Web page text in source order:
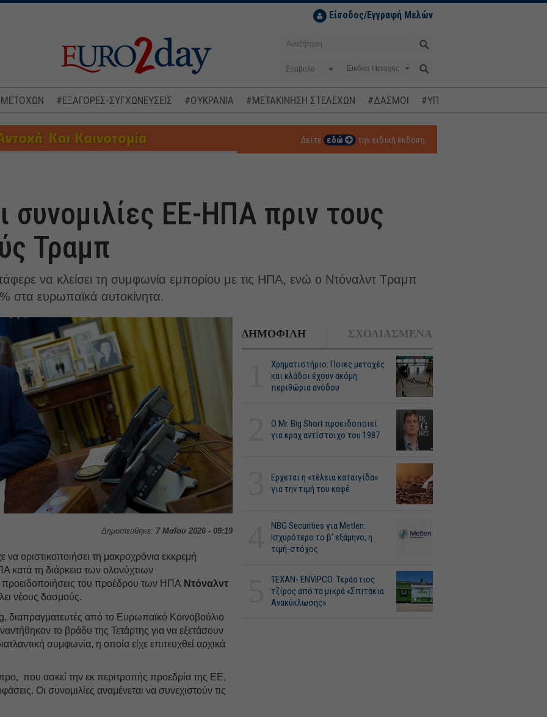
Είσοδος/Εγγραφή Μελών
Σύμβολο
ΜΕΤΟΧΩΝ #ΕΞΑΓΟΡΕΣ-ΣΥΓΧΩΝΕΥΣΕΙΣ #ΟΥΚΡΑΝΙΑ #ΜΕΤΑΚΙΝΗΣΗ ΣΤΕΛΕΧΩΝ #ΔΑΣΜΟΙ #ΥΠΟΚΛΟΠΕΣ
Δείτε εδώ την ειδική έκδοση
συνομιλίες ΕΕ-ΗΠΑ πριν τους
Τραμπ
να κλείσει τη συμφωνία εμπορίου με τις ΗΠΑ, ενώ ο Ντόναλντ Τραμπ
στα ευρωπαϊκά αυτοκίνητα.
Δημοσιεύθηκε: 7 Μαΐου 2026 - 09:19
οριστικοποιήσει τη μακροχρόνια εκκρεμή
κατά τη διάρκεια των ολονύχτιων
του προέδρου των ΗΠΑ Ντόναλντ
νέους δασμούς.
διαπραγματευτές από το Ευρωπαϊκό Κοινοβούλιο
το βράδυ της Τετάρτης για να εξετάσουν
συμφωνία, η οποία είχε επιτευχθεί αρχικά
που ασκεί την εκ περιτροπής προεδρία της ΕΕ,
Οι συνομιλίες αναμένεται να συνεχιστούν τις
ΔΗΜΟΦΙΛΗ ΣΧΟΛΙΑΣΜΕΝΑ
Χρηματιστήριο: Ποιες μετοχές
και κλάδοι έχουν ακόμη
περιθώρια ανόδου
O Mr. Big Short προειδοποιεί
για κραχ αντίστοιχο του 1987
Ερχεται η «τέλεια καταιγίδα»
για την τιμή του καφέ
NBG Securities για Metlen:
Ισχυρότερο το β' εξάμηνο, η
τιμή-στόχος
ΤΕΧΑΝ- ENVIPCO: Τεράστιος
τζίρος από τα μικρά «Σπιτάκια
Ανακύκλωσης»